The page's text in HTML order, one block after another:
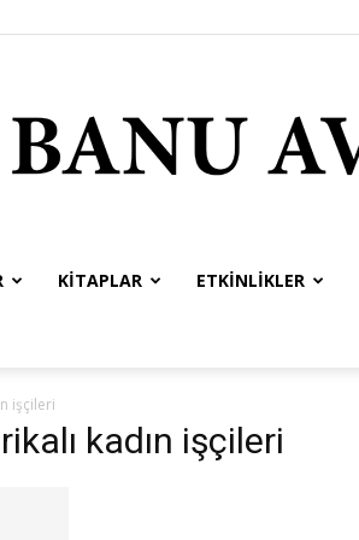
KITAPLAR ETKINLIKLER
işçileri
kadın işçileri